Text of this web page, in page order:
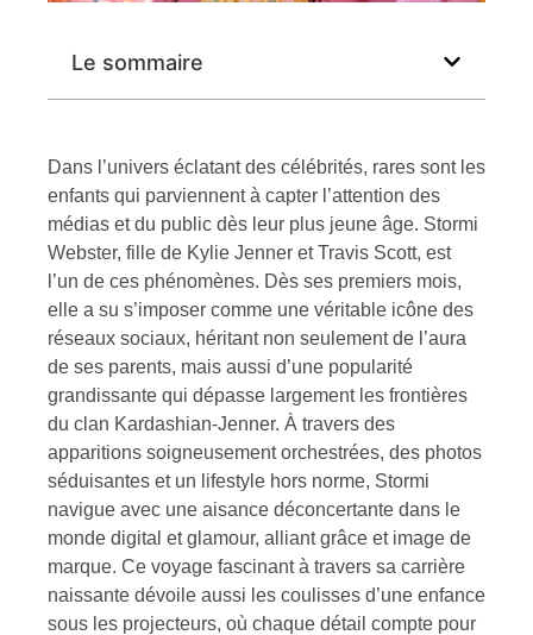
Le sommaire
Dans l’univers éclatant des célébrités, rares sont les
enfants qui parviennent à capter l’attention des
médias et du public dès leur plus jeune âge. Stormi
Webster, fille de Kylie Jenner et Travis Scott, est
l’un de ces phénomènes. Dès ses premiers mois,
elle a su s’imposer comme une véritable icône des
réseaux sociaux, héritant non seulement de l’aura
de ses parents, mais aussi d’une popularité
grandissante qui dépasse largement les frontières
du clan Kardashian-Jenner. À travers des
apparitions soigneusement orchestrées, des photos
séduisantes et un lifestyle hors norme, Stormi
navigue avec une aisance déconcertante dans le
monde digital et glamour, alliant grâce et image de
marque. Ce voyage fascinant à travers sa carrière
naissante dévoile aussi les coulisses d’une enfance
sous les projecteurs, où chaque détail compte pour